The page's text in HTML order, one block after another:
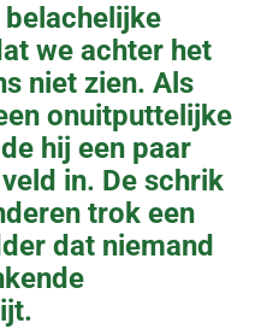
belachelijke
we achter het
niet zien. Als
onuitputtelijke
hij een paar
in. De schrik
trok een
dat niemand